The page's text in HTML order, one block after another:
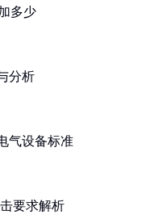
多少
分析
气设备标准
要求解析